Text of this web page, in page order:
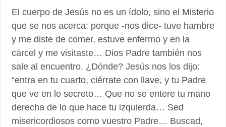
El cuerpo de Jesús no es un ídolo, sino el Misterio
que se nos acerca: porque -nos dice- tuve hambre
y me diste de comer, estuve enfermo y en la
cárcel y me visitaste… Dios Padre también nos
sale al encuentro. ¿Dónde? Jesús nos los dijo:
“entra en tu cuarto, ciérrate con llave, y tu Padre
que ve en lo secreto… Que no se entere tu mano
derecha de lo que hace tu izquierda… Sed
misericordiosos como vuestro Padre… Buscad,